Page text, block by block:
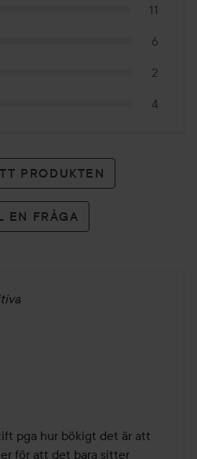
11
6
2
4
PRODUKTEN
EN FRÅGA
5 år
pga hur bökigt det är att
för att det bara sitter